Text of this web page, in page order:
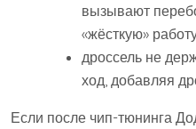
вызывают
«жёсткую»
дроссель не
ход, добавляя
Если после чип-тюнинга